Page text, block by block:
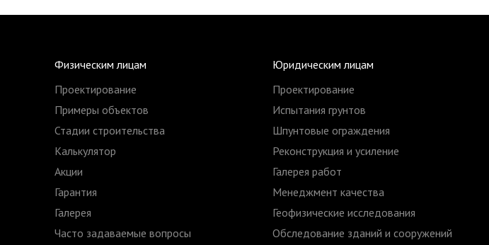
Физическим лицам
Проектирование
Примеры объектов
Стадии строительства
Калькулятор
Акции
Гарантия
Галерея
Часто задаваемые вопросы
Юридическим лицам
Проектирование
Испытания грунтов
Шпунтовые ограждения
Реконструкция и усиление
Галерея работ
Менеджмент качества
Геофизические исследования
Обследование зданий и сооружений